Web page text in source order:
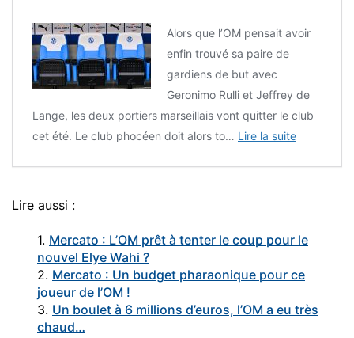
Alors que l’OM pensait avoir
enfin trouvé sa paire de
gardiens de but avec
Geronimo Rulli et Jeffrey de
Lange, les deux portiers marseillais vont quitter le club
cet été. Le club phocéen doit alors to… Lire la suite
Lire aussi :
1. Mercato : L’OM prêt à tenter le coup pour le
nouvel Elye Wahi ?
2. Mercato : Un budget pharaonique pour ce
joueur de l’OM !
3. Un boulet à 6 millions d’euros, l’OM a eu très
chaud…